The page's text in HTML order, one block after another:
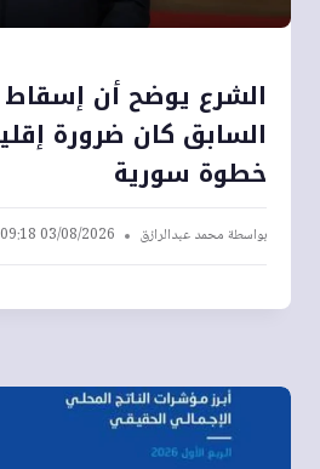
الشرع يوضح أن إسقاط
السابق كان ضرورة
خطوة سورية
بواسطةمحمد عبدالرازق 03/08/2026 09:18